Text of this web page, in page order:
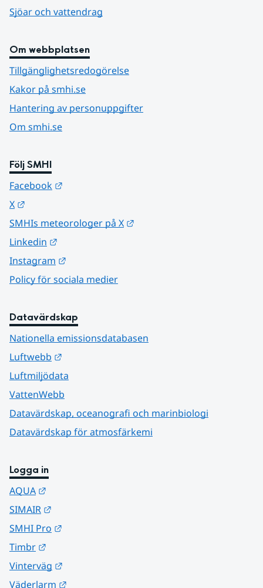
Sjöar och vattendrag
Om webbplatsen
Tillgänglighetsredogörelse
Kakor på smhi.se
Hantering av personuppgifter
Om smhi.se
Följ SMHI
Facebook
X
SMHIs meteorologer på X
Linkedin
Instagram
Policy för sociala medier
Datavärdskap
Nationella emissionsdatabasen
Luftwebb
Luftmiljödata
VattenWebb
Datavärdskap, oceanografi och marinbiologi
Datavärdskap för atmosfärkemi
Logga in
AQUA
SIMAIR
SMHI Pro
Timbr
Vinterväg
Väderlarm